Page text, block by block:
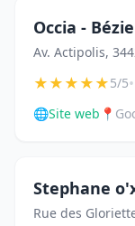
Occia -
Av. Actipolis,
★★★★★5/5•
🌐Site web 📍
Stephane
Rue des